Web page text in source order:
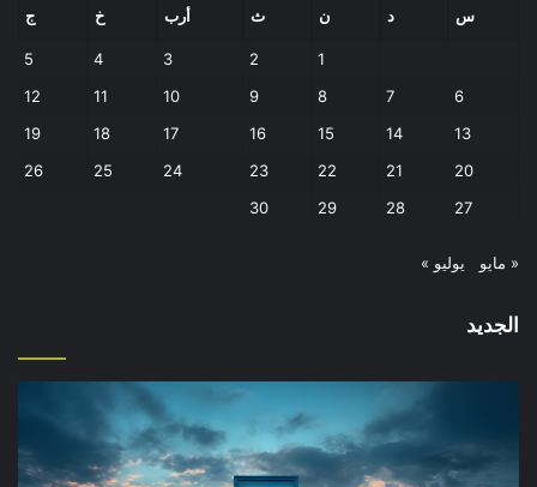
س
د ن ث أرب خ ج
1
2
3
4
5
6
7
8
9
10
11
12
13
14
15
16
17
18
19
20
21
22
23
24
25
26
27
28
29
30
« مايو يوليو »
الجديد